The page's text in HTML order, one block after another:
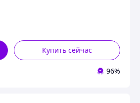
Купить сейчас
96%